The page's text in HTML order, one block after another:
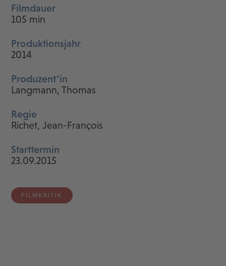
Filmdauer
105 min
Produktionsjahr
2014
Produzent*in
Langmann, Thomas
Regie
Richet, Jean-François
Starttermin
23.09.2015
FILMKRITIK